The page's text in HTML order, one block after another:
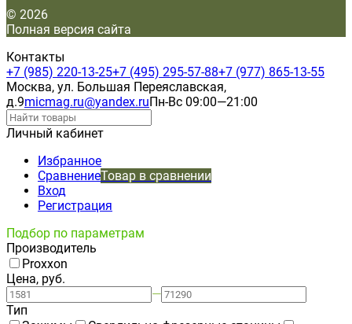
© 2026
Полная версия сайта
Контакты
+7 (985) 220-13-25+7 (495) 295-57-88+7 (977) 865-13-55
Москва, ул. Большая Переяславская,
д.9micmag.ru@yandex.ruПн-Вс 09:00—21:00
Личный кабинет
Избранное
СравнениеТовар в сравнении
Вход
Регистрация
Подбор по параметрам
Производитель
Proxxon
Цена, руб.
—
Тип